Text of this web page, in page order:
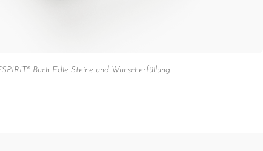
Buch Edle Steine und Wunscherfüllung